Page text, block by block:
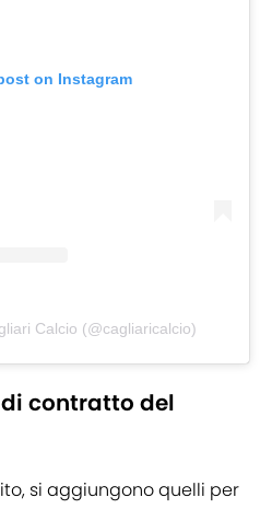
on Instagram
Calcio (@cagliaricalcio)
contratto del
si aggiungono quelli per